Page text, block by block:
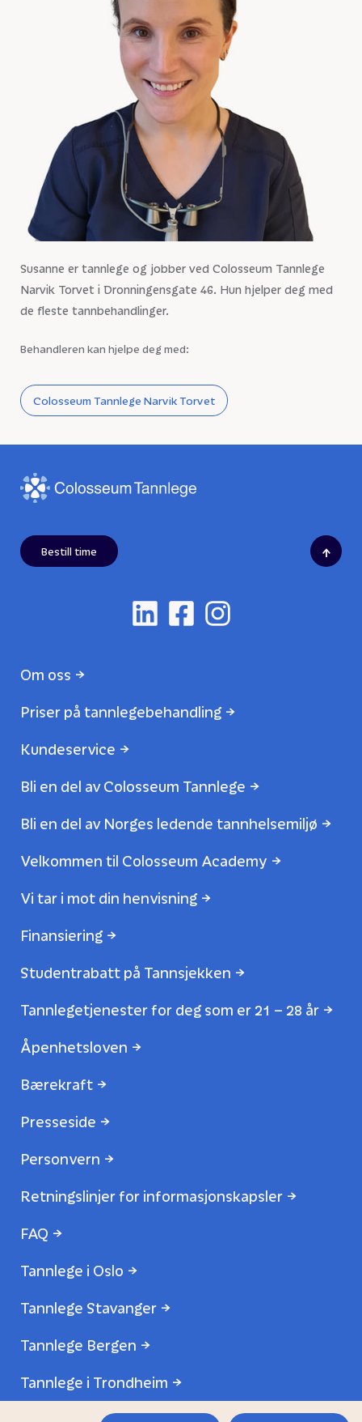
Susanne er tannlege og jobber ved Colosseum Tannlege
Narvik Torvet i Dronningensgate 46. Hun hjelper deg med
de fleste tannbehandlinger.
Behandleren kan hjelpe deg med:
Colosseum Tannlege Narvik Torvet
Bestill time
Om oss
Priser på tannlegebehandling
Kundeservice
Bli en del av Colosseum Tannlege
Bli en del av Norges ledende tannhelsemiljø
Velkommen til Colosseum Academy
Vi tar i mot din henvisning
Finansiering
Studentrabatt på Tannsjekken
Tannlegetjenester for deg som er 21 – 28 år
Åpenhetsloven
Bærekraft
Presseside
Personvern
Retningslinjer for informasjonskapsler
FAQ
Tannlege i Oslo
Tannlege Stavanger
Tannlege Bergen
Tannlege i Trondheim
↑